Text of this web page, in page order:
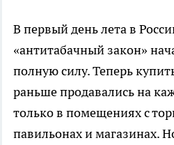
В первый день лета в
«антитабачный закон»
полную силу. Теперь
раньше продавались на
только в помещениях с
павильонах и магазинах.